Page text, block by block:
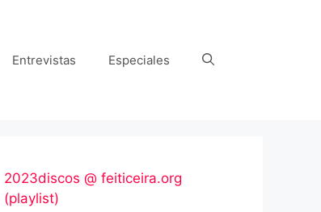
Entrevistas Especiales
2023discos @ feiticeira.org
(playlist)